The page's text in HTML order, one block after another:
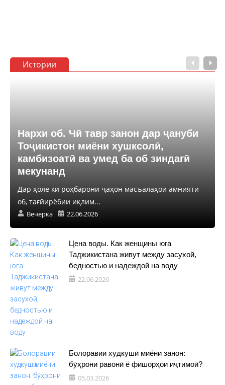
Истории
Нархи об. Чӣ тавр занон дар ҷануби
Тоҷикистон миёни хушксолӣ,
камбизоатӣ ва умед ба об зиндагӣ
мекунанд
Дар ҳоле ки роҳбарони ҷаҳон масъалаҳои амнияти
об, тағйирёбии иқлим...
Вечерка 22.06.2026
Цена воды. Как женщины юга
Таджикистана живут между засухой,
бедностью и надеждой на воду
22.06.2026
Болоравии худкушӣ миёни занон:
бӯҳрони равонӣ ё фишорҳои иҷтимоӣ?
05.03.2026